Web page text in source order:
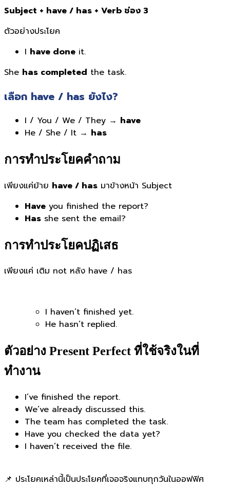
Subject + have / has + Verb ช่อง 3
ตัวอย่างประโยค
I have done it.
She has completed the task.
เลือก have / has ยังไง?
I / You / We / They → have
He / She / It → has
การทำประโยคคำถาม
เพียงแค่ย้าย have / has มาข้างหน้า Subject
Have you finished the report?
Has she sent the email?
การทำประโยคปฏิเสธ
เพียงแค่ เติม not หลัง have / has
I haven’t finished yet.
He hasn’t replied.
ตัวอย่าง Present Perfect ที่ใช้จริงในที่
ทำงาน
I’ve finished the report.
We’ve already discussed this.
The team has completed the task.
Have you checked the data yet?
I haven’t received the file.
📌 ประโยคเหล่านี้เป็นประโยคที่เจอจริงแทบทุกวันในออฟฟิศ